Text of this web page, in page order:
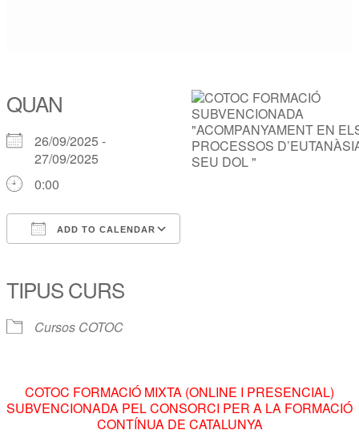
QUAN
26/09/2025 -
27/09/2025
0:00
ADD TO CALENDAR
TIPUS CURS
Cursos COTOC
COTOC FORMACIÓ MIXTA (ONLINE I PRESENCIAL)
SUBVENCIONADA PEL CONSORCI PER A LA FORMACIÓ
CONTÍNUA DE CATALUNYA